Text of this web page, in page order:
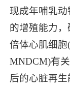
现成年哺乳
的增殖能力
倍体心肌细胞
MNDCM)有
后的心脏再